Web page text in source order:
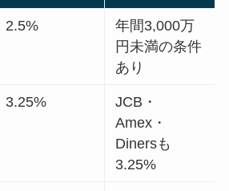
2.5%
年間3,000万
円未満の条件
あり
3.25%
JCB・
Amex・
Dinersも
3.25%